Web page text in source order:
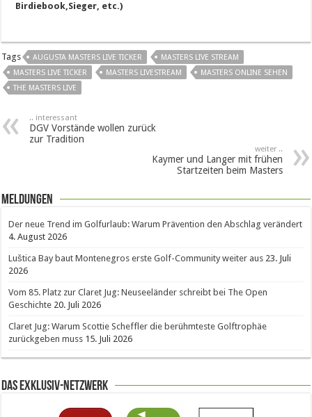
Birdiebook,Sieger, etc.)
Tags AUGUSTA MASTERS LIVE TICKER
MASTERS LIVE STREAM
MASTERS LIVE TICKER
MASTERS LIVESTREAM
MASTERS ONLINE SEHEN
THE MASTERS LIVE
.. interessant
DGV Vorstände wollen zurück
zur Tradition
weiter ..
Kaymer und Langer mit frühen
Startzeiten beim Masters
Meldungen
Der neue Trend im Golfurlaub: Warum Prävention den Abschlag verändert
4. August 2026
Luštica Bay baut Montenegros erste Golf-Community weiter aus 23. Juli
2026
Vom 85. Platz zur Claret Jug: Neuseeländer schreibt bei The Open
Geschichte 20. Juli 2026
Claret Jug: Warum Scottie Scheffler die berühmteste Golftrophäe
zurückgeben muss 15. Juli 2026
Das Exklusiv-Netzwerk